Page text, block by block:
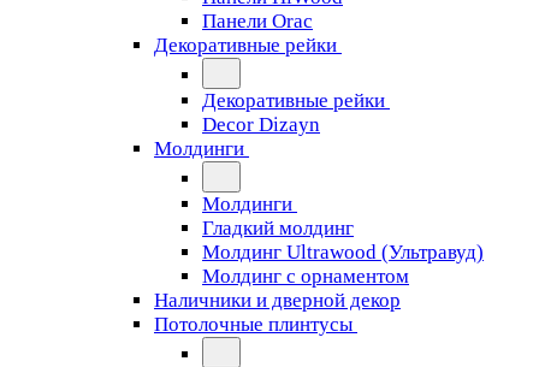
Панели Orac
Декоративные рейки
Декоративные рейки
Decor Dizayn
Молдинги
Молдинги
Гладкий молдинг
Молдинг Ultrawood (Ультравуд)
Молдинг с орнаментом
Наличники и дверной декор
Потолочные плинтусы